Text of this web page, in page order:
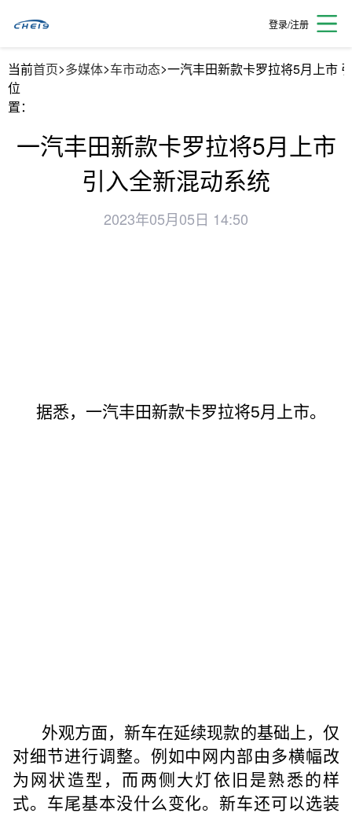
登录/注册
当前
位
置：
首页>多媒体>车市动态>一汽丰田新款卡罗拉将5月上市
一汽丰田新款卡罗拉将5月上市
引入全新混动系统
2023年05月05日 14:50
据悉，一汽丰田新款卡罗拉将5月上市。
外观方面，新车在延续现款的基础上，仅
对细节进行调整。例如中网内部由多横幅改
为网状造型，而两侧大灯依旧是熟悉的样
式。车尾基本没什么变化。新车还可以选装